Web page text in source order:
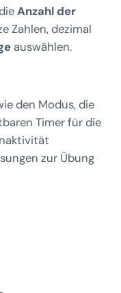
Anzahl der
Zahlen, dezimal
auswählen.
den Modus, die
Timer für die
zur Übung